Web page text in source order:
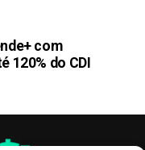
com
120% do CDI